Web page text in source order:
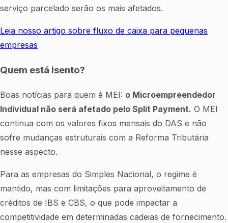
serviço parcelado serão os mais afetados.
Leia nosso artigo sobre fluxo de caixa para pequenas
empresas
Quem está isento?
Boas notícias para quem é MEI: o Microempreendedor
Individual não será afetado pelo Split Payment. O MEI
continua com os valores fixos mensais do DAS e não
sofre mudanças estruturais com a Reforma Tributária
nesse aspecto.
Para as empresas do Simples Nacional, o regime é
mantido, mas com limitações para aproveitamento de
créditos de IBS e CBS, o que pode impactar a
competitividade em determinadas cadeias de fornecimento.